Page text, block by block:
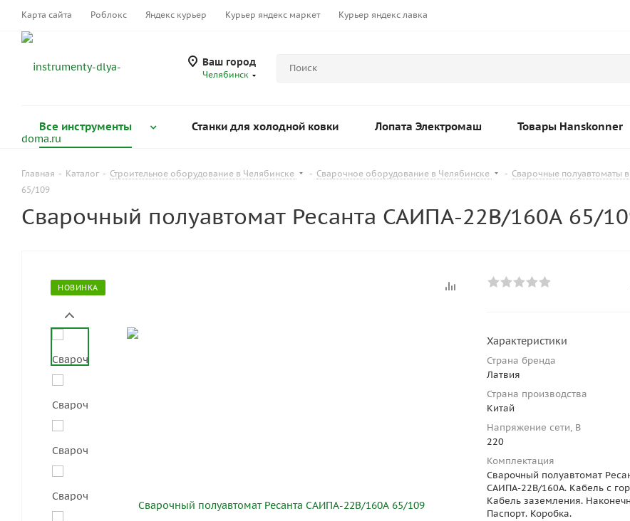
Карта сайта Роблокс Яндекс курьер Курьер яндекс маркет Курьер яндекс лавка
Ваш город
Челябинск
Все инструменты Станки для холодной ковки Лопата Электромаш Товары Hanskonner
Главная - Каталог - Строительное оборудование в Челябинске - Сварочное оборудование в Челябинске - Сварочные полуавтоматы
65/109
Сварочный полуавтомат Ресанта САИПА-22В/160А 65/
НОВИНКА
Характеристики
Страна бренда
Латвия
Страна производства
Китай
Напряжение сети, В
220
Комплектация
Сварочный полуавтомат
САИПА-22В/160А. Кабель с
Кабель заземления.
Паспорт. Коробка.